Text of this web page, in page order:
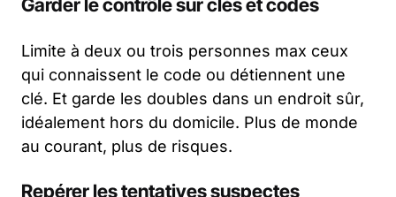
Garder le contrôle sur clés et codes
Limite à deux ou trois personnes max ceux
qui connaissent le code ou détiennent une
clé. Et garde les doubles dans un endroit sûr,
idéalement hors du domicile. Plus de monde
au courant, plus de risques.
Repérer les tentatives suspectes